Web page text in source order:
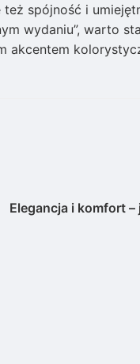
spójność i
wydaniu”, warto
akcentem
Elegancja i komfort